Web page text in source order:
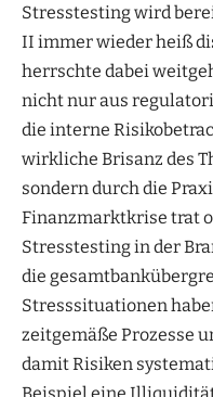
Stresstesting wird
II immer wieder heiß
herrschte dabei
nicht nur aus
die interne
wirkliche Brisanz des
sondern durch die
Finanzmarktkrise trat
Stresstesting in der
die
Stresssituationen
zeitgemäße Prozesse
damit Risiken
Beispiel eine